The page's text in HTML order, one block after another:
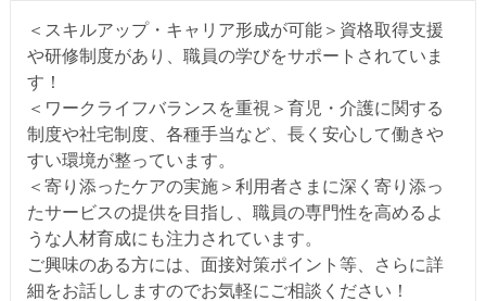
＜スキルアップ・キャリア形成が可能＞資格取得支援
や研修制度があり、職員の学びをサポートされていま
す！
＜ワークライフバランスを重視＞育児・介護に関する
制度や社宅制度、各種手当など、長く安心して働きや
すい環境が整っています。
＜寄り添ったケアの実施＞利用者さまに深く寄り添っ
たサービスの提供を目指し、職員の専門性を高めるよ
うな人材育成にも注力されています。
ご興味のある方には、面接対策ポイント等、さらに詳
細をお話ししますのでお気軽にご相談ください！